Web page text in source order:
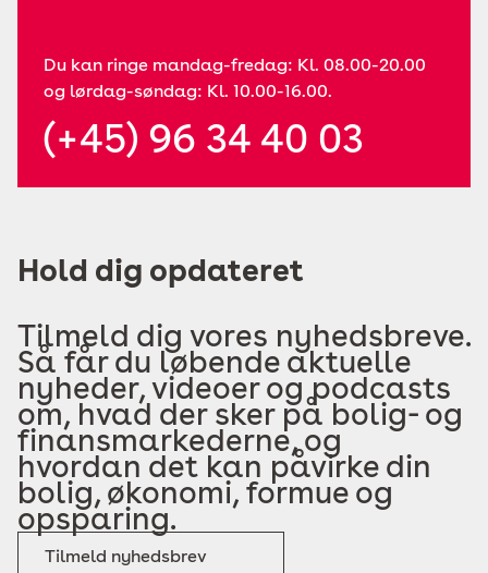
Du kan ringe mandag-fredag: Kl. 08.00-20.00
og lørdag-søndag: Kl. 10.00-16.00.
(+45) 96 34 40 03
Hold dig opdateret
Tilmeld dig vores nyhedsbreve.
Så får du løbende aktuelle
nyheder, videoer og podcasts
om, hvad der sker på bolig- og
finansmarkederne, og
hvordan det kan påvirke din
bolig, økonomi, formue og
opsparing.
Tilmeld nyhedsbrev